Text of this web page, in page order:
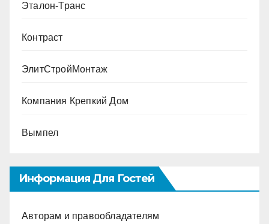
Эталон-Транс
Контраст
ЭлитСтройМонтаж
Компания Крепкий Дом
Вымпел
Информация Для Гостей
Авторам и правообладателям